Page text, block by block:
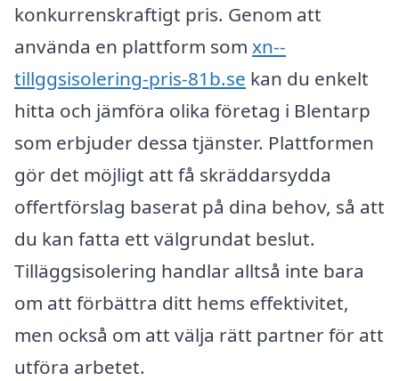
konkurrenskraftigt pris. Genom att
använda en plattform som xn--
tillggsisolering-pris-81b.se kan du enkelt
hitta och jämföra olika företag i Blentarp
som erbjuder dessa tjänster. Plattformen
gör det möjligt att få skräddarsydda
offertförslag baserat på dina behov, så att
du kan fatta ett välgrundat beslut.
Tilläggsisolering handlar alltså inte bara
om att förbättra ditt hems effektivitet,
men också om att välja rätt partner för att
utföra arbetet.